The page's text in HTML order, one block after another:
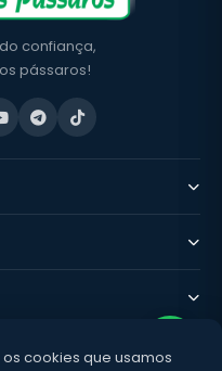
confiança,
pássaros!
cookies que usamos